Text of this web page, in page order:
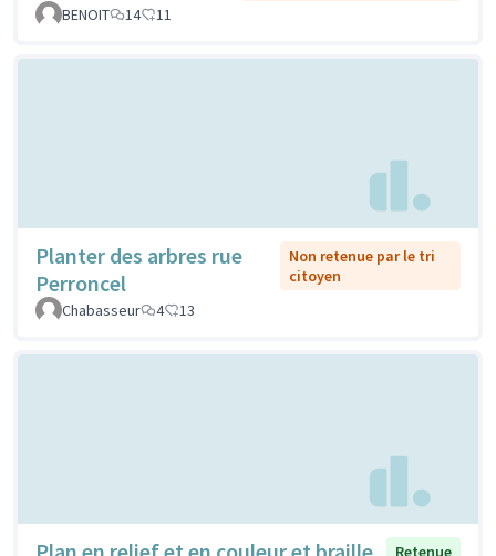
BENOIT
14 11
Planter des arbres rue
Perroncel
Non retenue par le tri
citoyen
Chabasseur
4 13
Retenue